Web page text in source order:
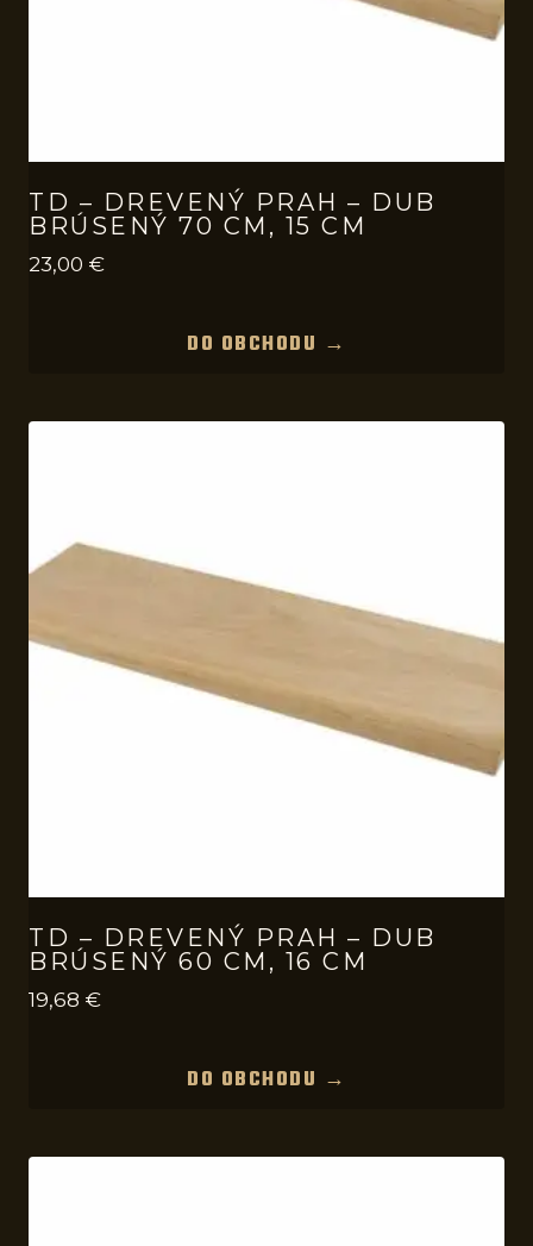
TD – DREVENÝ PRAH – DUB
BRÚSENÝ 70 CM, 15 CM
23,00 €
DO OBCHODU →
TD – DREVENÝ PRAH – DUB
BRÚSENÝ 60 CM, 16 CM
19,68 €
DO OBCHODU →